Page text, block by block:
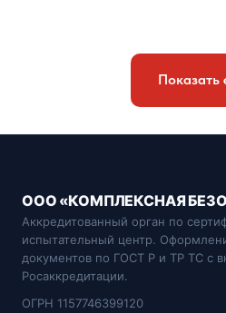
Показать
ООО «КОМПЛЕКСНАЯ
Аккредитованный орган по
испытательный центр.
документов по ГОСТ Р и ТР ТС с
Росаккредитации.
ОГРН 1157746399120